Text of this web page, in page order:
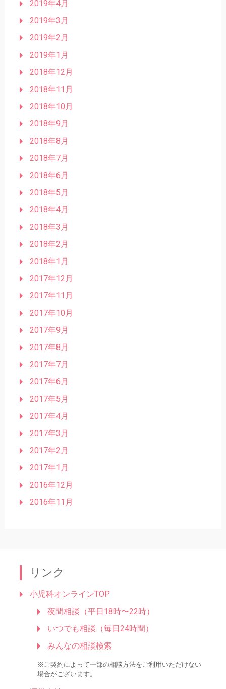
2019年4月
2019年3月
2019年2月
2019年1月
2018年12月
2018年11月
2018年10月
2018年9月
2018年8月
2018年7月
2018年6月
2018年5月
2018年4月
2018年3月
2018年2月
2018年1月
2017年12月
2017年11月
2017年10月
2017年9月
2017年8月
2017年7月
2017年6月
2017年5月
2017年4月
2017年3月
2017年2月
2017年1月
2016年12月
2016年11月
リンク
小児科オンラインTOP
夜間相談（平日18時〜22時）
いつでも相談（毎日24時間）
みんなの相談検索
※ご契約によって一部の相談方法をご利用いただけない
場合がございます。